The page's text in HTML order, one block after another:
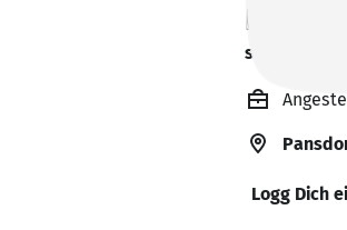
Petra
sucht ein
Logg Dich